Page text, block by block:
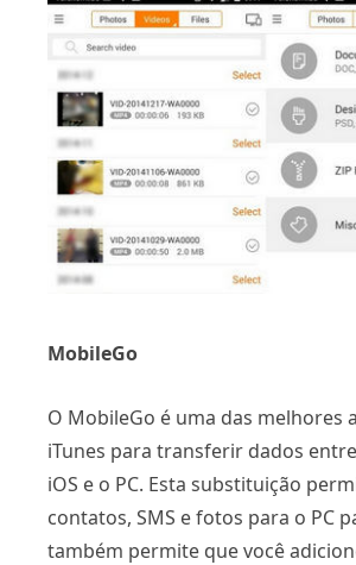
MobileGo
O MobileGo é uma das melhores
iTunes para transferir dados
iOS e o PC. Esta substituição
contatos, SMS e fotos para o PC
também permite que você